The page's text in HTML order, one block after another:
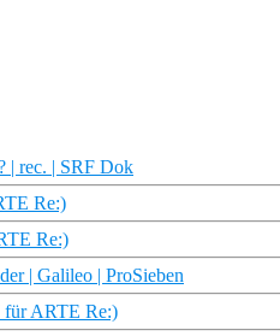
| rec. | SRF Dok
Re:)
Re:)
| Galileo | ProSieben
für ARTE Re:)